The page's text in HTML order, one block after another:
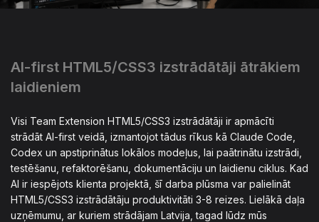
AI-first HTML5/CSS3 izstrādātāji ātrākiem
laidieniem
Visi Team Extension HTML5/CSS3 izstrādātāji ir apmācīti
strādāt AI-first veidā, izmantojot tādus rīkus kā Claude Code,
Codex un apstiprinātus lokālos modeļus, lai paātrinātu izstrādi,
testēšanu, refaktorēšanu, dokumentāciju un laidienu ciklus. Kad
AI ir iespējots klienta projektā, šī darba plūsma var palielināt
HTML5/CSS3 izstrādātāju produktivitāti 3-8 reizes. Lielākā daļa
uzņēmumu, ar kuriem strādājam Latvija, tagad lūdz mūs